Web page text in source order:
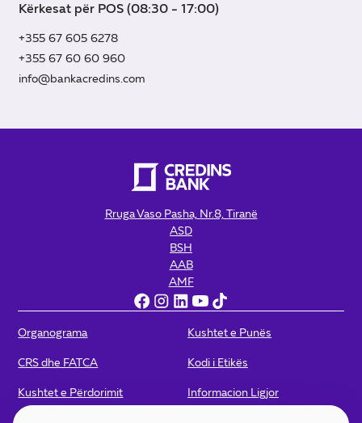
Kërkesat për POS (08:30 - 17:00)
+355 67 605 6278
+355 67 60 60 960
info@bankacredins.com
Rruga Vaso Pasha, Nr.8, Tiranë
ASD
BSH
AAB
AMF
Organograma Kushtet e Punës
CRS dhe FATCA Kodi i Etikës
Kushtet e Përdorimit Informacion Ligjor